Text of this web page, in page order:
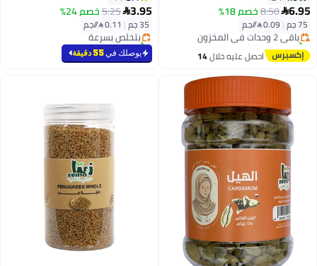
6.95
8.50خصم 18%
75 جم |
أقل سعر في 30 يوم
توصيل مجاني
باقي 2 وحدات في المخزون
تم بيع +60 مؤخرًا
أقل سعر في 30 يوماحصل عليه خلال14
3.95
5.25خصم 24%
35 جم |
#12 في حبوب توابل كاملة
أقل سعر في السنة
بتخلّص بسرعة
تم بيع +50 مؤخرًا
#12 في حبوب توابل كاملة
يوصلك في55 دقيقة